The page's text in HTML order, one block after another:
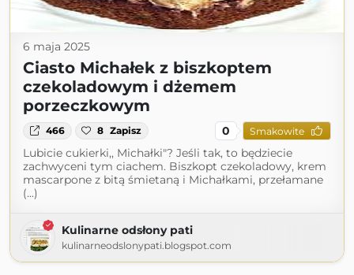
6 maja 2025
Ciasto Michałek z biszkoptem
czekoladowym i dżemem
porzeczkowym
466 8 Zapisz 0 Smakowite
Lubicie cukierki,, Michałki"? Jeśli tak, to będziecie
zachwyceni tym ciachem. Biszkopt czekoladowy, krem
mascarpone z bitą śmietaną i Michałkami, przełamane
(...)
Kulinarne odsłony pati
kulinarneodslonypati.blogspot.com